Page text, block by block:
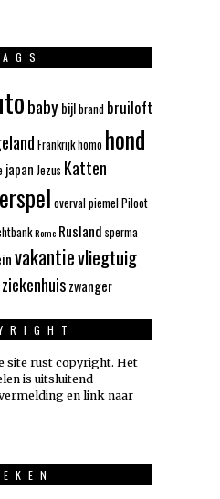
babybijlbrand bruiloft
Frankrijkhomo hond
japan Jezus Katten
overvalpiemelPiloot
Rome Rusland sperma
vakantievliegtuig
ziekenhuiszwanger
site rust copyright. Het
is uitsluitend
en link naar